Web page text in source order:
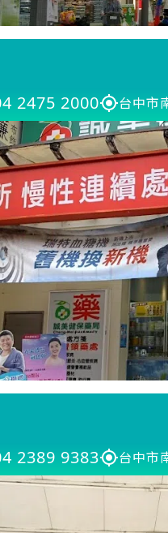
2475 2000 台中市
2389 9383 台中市